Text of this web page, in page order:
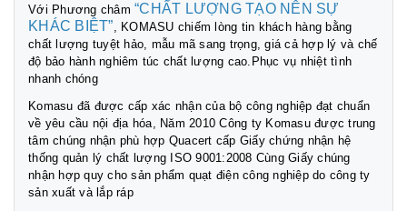
Với Phương châm “CHẤT LƯỢNG TẠO NÊN SỰ
KHÁC BIỆT”, KOMASU chiếm lòng tin khách hàng bằng
chất lượng tuyệt hảo, mẫu mã sang trọng, giá cả hợp lý và chế
độ bảo hành nghiêm túc chất lượng cao.Phục vụ nhiệt tình
nhanh chóng
Komasu đã được cấp xác nhận của bộ công nghiệp đạt chuẩn
về yêu cầu nội địa hóa, Năm 2010 Công ty Komasu được trung
tâm chúng nhận phù hợp Quacert cấp Giấy chứng nhận hệ
thống quản lý chất lượng ISO 9001:2008 Cùng Giấy chúng
nhận hợp quy cho sản phẩm quạt điện công nghiệp do công ty
sản xuất và lắp ráp